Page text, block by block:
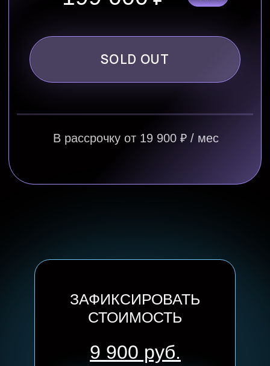
9 900 руб.
ЗАФИКСИРОВАТЬ
СТОИМОСТЬ